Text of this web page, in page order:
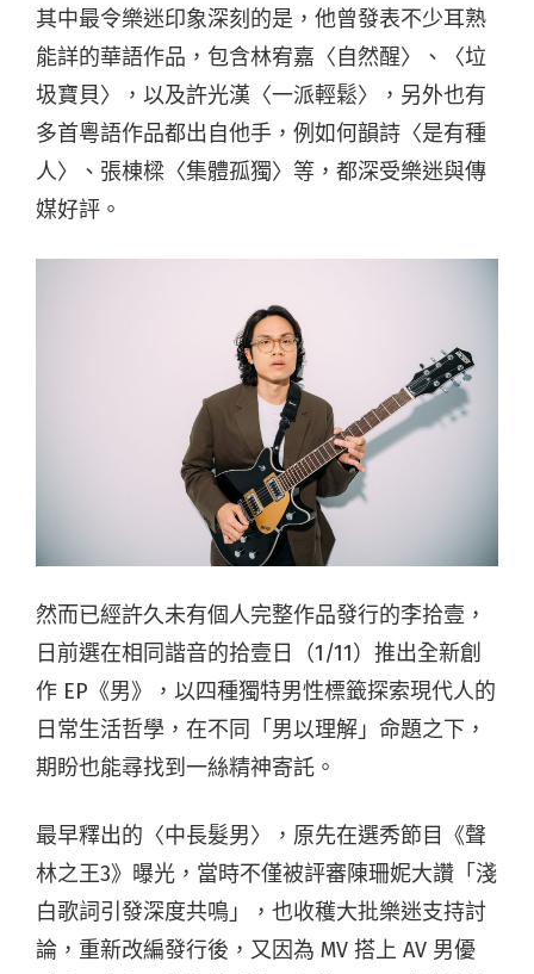
其中最令樂迷印象深刻的是，他曾發表不少耳熟
能詳的華語作品，包含林宥嘉〈自然醒〉、〈垃
圾寶貝〉，以及許光漢〈一派輕鬆〉，另外也有
多首粵語作品都出自他手，例如何韻詩〈是有種
人〉、張棟樑〈集體孤獨〉等，都深受樂迷與傳
媒好評。
然而已經許久未有個人完整作品發行的李拾壹，
日前選在相同諧音的拾壹日（1/11）推出全新創
作 EP《男》，以四種獨特男性標籤探索現代人的
日常生活哲學，在不同「男以理解」命題之下，
期盼也能尋找到一絲精神寄託。
最早釋出的〈中長髮男〉，原先在選秀節目《聲
林之王3》曝光，當時不僅被評審陳珊妮大讚「淺
白歌詞引發深度共鳴」，也收穫大批樂迷支持討
論，重新改編發行後，又因為 MV 搭上 AV 男優